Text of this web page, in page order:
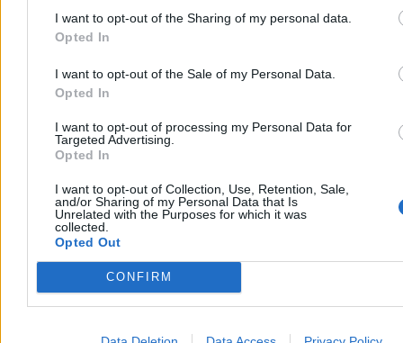
I want to opt-out of the Sharing of my personal data.
Opted In
I want to opt-out of the Sale of my Personal Data.
Opted In
I want to opt-out of processing my Personal Data for
Targeted Advertising.
Opted In
I want to opt-out of Collection, Use, Retention, Sale,
and/or Sharing of my Personal Data that Is
Unrelated with the Purposes for which it was
collected.
Opted Out
CONFIRM
Reklama
Dla zachowania kultury ojczystej na emigracji ogromne znaczenie
mają też relacje rodzinne, zwłaszcza z babciami i dziadkami, oraz